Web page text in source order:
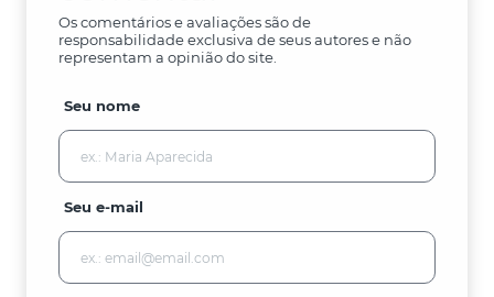
Os comentários e avaliações são de
responsabilidade exclusiva de seus autores e não
representam a opinião do site.
Seu nome
Seu e-mail